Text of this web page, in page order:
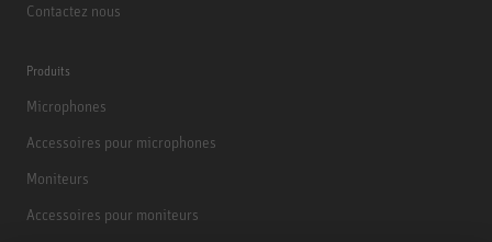
Contactez nous
Produits
Microphones
Accessoires pour microphones
Moniteurs
Accessoires pour moniteurs